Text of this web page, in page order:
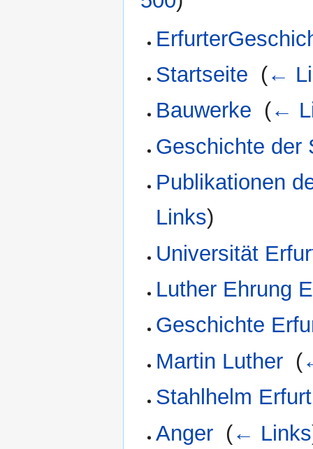
Startseite (←
Bauwerke (←
Geschichte der
Publikationen
Links)
Universität
Luther Ehrung
Geschichte
Martin Luther (
Stahlhelm Erfurt
Anger (← Links